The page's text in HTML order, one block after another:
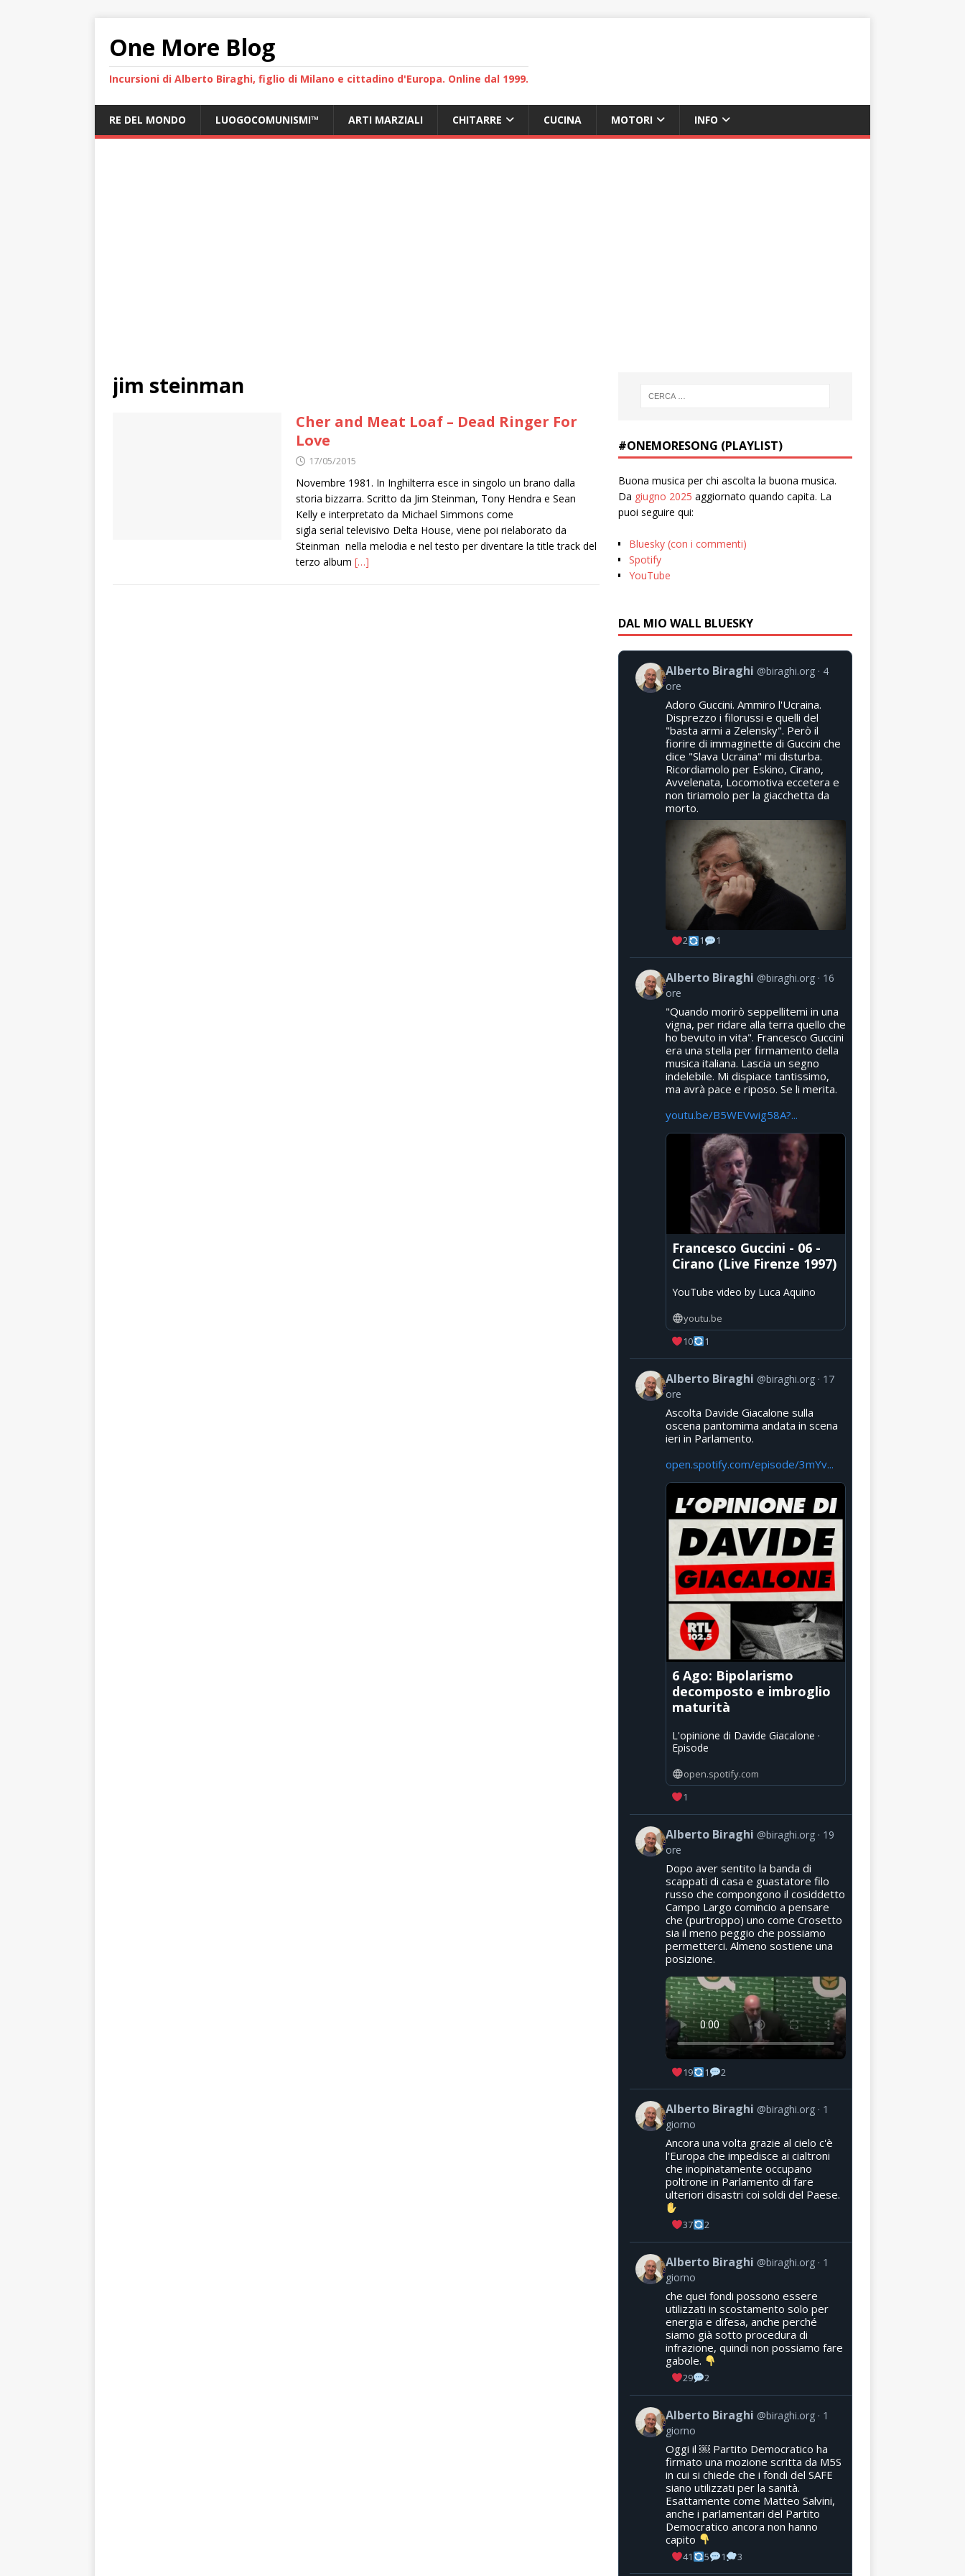
One More Blog
Incursioni di Alberto Biraghi, figlio di Milano e cittadino d'Europa. Online dal 1999.
RE DEL MONDO LUOGOCOMUNISMI™ ARTI MARZIALI CHITARRE CUCINA MOTORI INFO
jim steinman
Cher and Meat Loaf – Dead Ringer For
Love
17/05/2015
Novembre 1981. In Inghilterra esce in singolo un brano dalla
storia bizzarra. Scritto da Jim Steinman, Tony Hendra e Sean
Kelly e interpretato da Michael Simmons come
sigla serial televisivo Delta House, viene poi rielaborato da
Steinman nella melodia e nel testo per diventare la title track del
terzo album […]
#ONEMORESONG (PLAYLIST)
Buona musica per chi ascolta la buona musica.
Da giugno 2025 aggiornato quando capita. La
puoi seguire qui:
Bluesky (con i commenti)
Spotify
YouTube
DAL MIO WALL BLUESKY
Alberto Biraghi @biraghi.org
4
ore
Adoro Guccini. Ammiro l'Ucraina.
Disprezzo i filorussi e quelli del
"basta armi a Zelensky". Però il
fiorire di immaginette di Guccini che
dice "Slava Ucraina" mi disturba.
Ricordiamolo per Eskino, Cirano,
Avvelenata, Locomotiva eccetera e
non tiriamolo per la giacchetta da
morto.
2 1 1
Alberto Biraghi @biraghi.org
16
ore
"Quando morirò seppellitemi in una
vigna, per ridare alla terra quello che
ho bevuto in vita". Francesco Guccini
era una stella per firmamento della
musica italiana. Lascia un segno
indelebile. Mi dispiace tantissimo,
ma avrà pace e riposo. Se li merita.
youtu.be/B5WEVwig58A?...
Francesco Guccini - 06 -
Cirano (Live Firenze 1997)
YouTube video by Luca Aquino
youtu.be
10
1
Alberto Biraghi @biraghi.org
17
ore
Ascolta Davide Giacalone sulla
oscena pantomima andata in scena
ieri in Parlamento.
open.spotify.com/episode/3mYv...
6 Ago: Bipolarismo
decomposto e imbroglio
maturità
L'opinione di Davide Giacalone ·
Episode
open.spotify.com
1
Alberto Biraghi @biraghi.org
19
ore
Dopo aver sentito la banda di
scappati di casa e guastatore filo
russo che compongono il cosiddetto
Campo Largo comincio a pensare
che (purtroppo) uno come Crosetto
sia il meno peggio che possiamo
permetterci. Almeno sostiene una
posizione.
19 1 2
Alberto Biraghi @biraghi.org
1
giorno
Ancora una volta grazie al cielo c'è
l'Europa che impedisce ai cialtroni
che inopinatamente occupano
poltrone in Parlamento di fare
ulteriori disastri coi soldi del Paese.
37 2
Alberto Biraghi @biraghi.org
1
giorno
che quei fondi possono essere
utilizzati in scostamento solo per
energia e difesa, anche perché
siamo già sotto procedura di
infrazione, quindi non possiamo fare
gabole.
29 2
Alberto Biraghi @biraghi.org
1
giorno
Oggi il ￼ Partito Democratico ha
firmato una mozione scritta da M5S
in cui si chiede che i fondi del SAFE
siano utilizzati per la sanità.
Esattamente come Matteo Salvini,
anche i parlamentari del Partito
Democratico ancora non hanno
capito
41 5 1 3